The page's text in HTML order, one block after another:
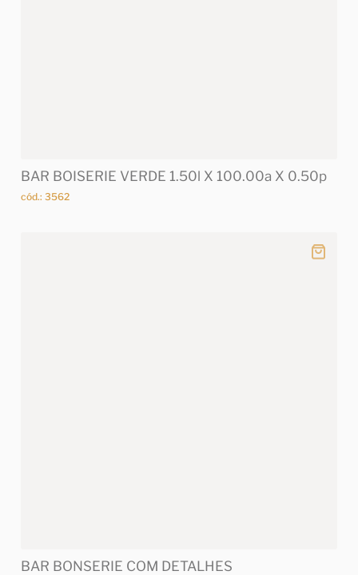
BAR BOISERIE VERDE 1.50l X 100.00a X 0.50p
cód.: 3562
BAR BONSERIE COM DETALHES